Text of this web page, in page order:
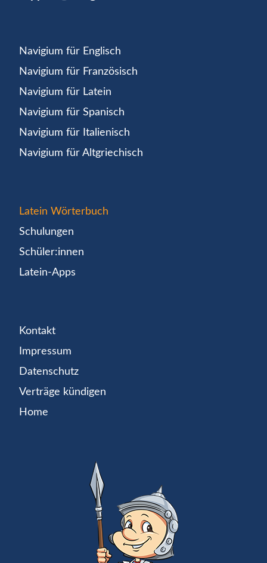
Navigium für Englisch
Navigium für Französisch
Navigium für Latein
Navigium für Spanisch
Navigium für Italienisch
Navigium für Altgriechisch
Latein Wörterbuch
Schulungen
Schüler:innen
Latein-Apps
Kontakt
Impressum
Datenschutz
Verträge kündigen
Home